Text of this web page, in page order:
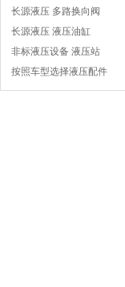
长源液压 多路换向阀
长源液压 液压油缸
非标液压设备 液压站
按照车型选择液压配件